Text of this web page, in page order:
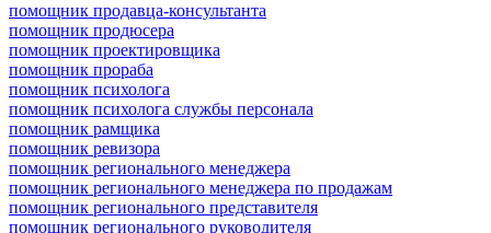
помощник продавца-консультанта
помощник продюсера
помощник проектировщика
помощник прораба
помощник психолога
помощник психолога службы персонала
помощник рамщика
помощник ревизора
помощник регионального менеджера
помощник регионального менеджера по продажам
помощник регионального представителя
помощник регионального руководителя